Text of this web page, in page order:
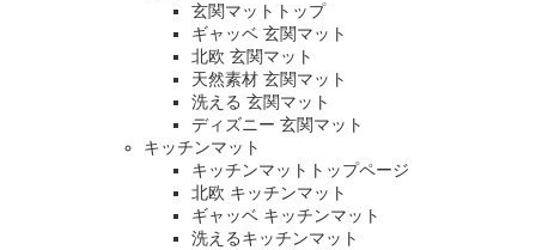
玄関マットトップ
ギャッベ 玄関マット
北欧 玄関マット
天然素材 玄関マット
洗える 玄関マット
ディズニー 玄関マット
キッチンマット
キッチンマットトップページ
北欧 キッチンマット
ギャッベ キッチンマット
洗えるキッチンマット